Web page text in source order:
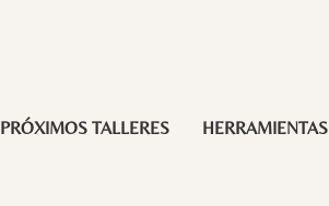
PRÓXIMOS TALLERES HERRAMIENTAS